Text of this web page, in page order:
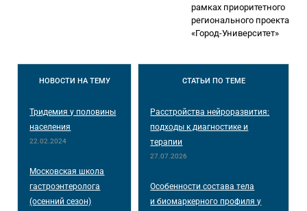
рамках приоритетного
регионального проекта
«Город-Университет»
НОВОСТИ НА ТЕМУ
Тридемия у половины
населения
22.02.2024
Московская школа
гастроэнтеролога
(осенний сезон)
СТАТЬИ ПО ТЕМЕ
Расстройства нейроразвития:
подходы к диагностике и
терапии
27.07.2026
Особенности состава тела
и биомаркерного профиля у